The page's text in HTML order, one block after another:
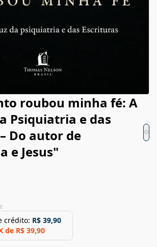
roubou minha fé: A
Psiquiatria e das
Do autor de
e Jesus"
crédito: R$ 39,90
de R$ 39,90